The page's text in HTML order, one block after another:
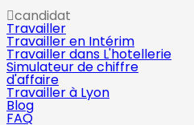
candidat
Travailler
Travailler en Intérim
Travailler dans L'hotellerie
Simulateur de chiffre
d'affaire
Travailler à Lyon
Blog
FAQ